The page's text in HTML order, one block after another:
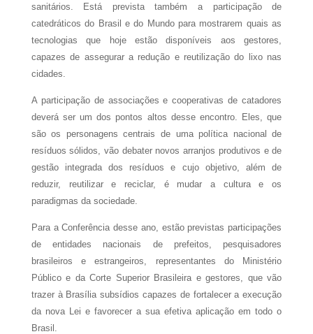
sanitários. Está prevista também a participação de
catedráticos do Brasil e do Mundo para mostrarem quais as
tecnologias que hoje estão disponíveis aos gestores,
capazes de assegurar a redução e reutilização do lixo nas
cidades.
A participação de associações e cooperativas de catadores
deverá ser um dos pontos altos desse encontro. Eles, que
são os personagens centrais de uma política nacional de
resíduos sólidos, vão debater novos arranjos produtivos e de
gestão integrada dos resíduos e cujo objetivo, além de
reduzir, reutilizar e reciclar, é mudar a cultura e os
paradigmas da sociedade.
Para a Conferência desse ano, estão previstas participações
de entidades nacionais de prefeitos, pesquisadores
brasileiros e estrangeiros, representantes do Ministério
Público e da Corte Superior Brasileira e gestores, que vão
trazer à Brasília subsídios capazes de fortalecer a execução
da nova Lei e favorecer a sua efetiva aplicação em todo o
Brasil.